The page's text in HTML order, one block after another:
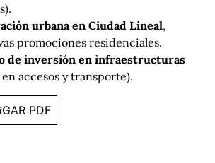
urbana en Ciudad Lineal,
promociones residenciales.
de inversión en infraestructuras
accesos y transporte).
PDF